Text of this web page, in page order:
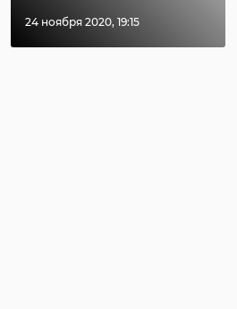
24 ноября 2020, 19:15